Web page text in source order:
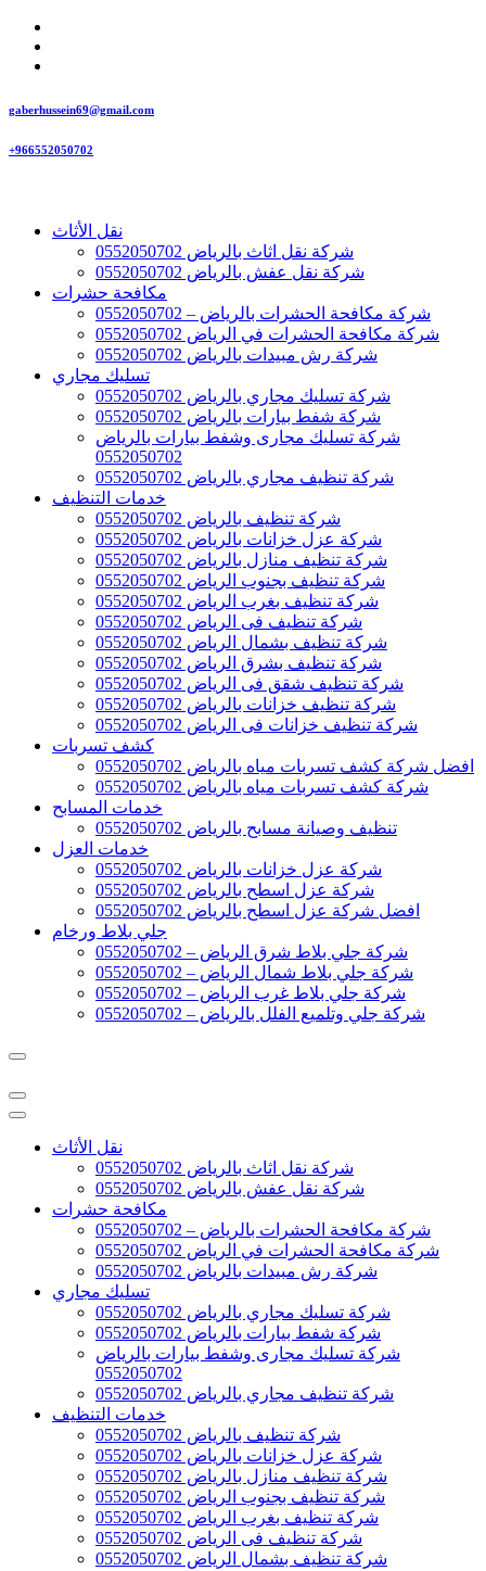
gaberhussein69@gmail.com
+966552050702
نقل الأثاث
شركة نقل اثاث بالرياض 0552050702
شركة نقل عفش بالرياض 0552050702
مكافحة حشرات
شركة مكافحة الحشرات بالرياض – 0552050702
شركة مكافحة الحشرات في الرياض 0552050702
شركة رش مبيدات بالرياض 0552050702
تسليك مجاري
شركة تسليك مجاري بالرياض 0552050702
شركة شفط بيارات بالرياض 0552050702
شركة تسليك مجارى وشفط بيارات بالرياض
0552050702
شركة تنظيف مجاري بالرياض 0552050702
خدمات التنظيف
شركة تنظيف بالرياض 0552050702
شركة عزل خزانات بالرياض 0552050702
شركة تنظيف منازل بالرياض 0552050702
شركة تنظيف بجنوب الرياض 0552050702
شركة تنظيف بغرب الرياض 0552050702
شركة تنظيف فى الرياض 0552050702
شركة تنظيف بشمال الرياض 0552050702
شركة تنظيف بشرق الرياض 0552050702
شركة تنظيف شقق فى الرياض 0552050702
شركة تنظيف خزانات بالرياض 0552050702
شركة تنظيف خزانات فى الرياض 0552050702
كشف تسربات
افضل شركة كشف تسربات مياه بالرياض 0552050702
شركة كشف تسربات مياه بالرياض 0552050702
خدمات المسابح
تنظيف وصيانة مسابح بالرياض 0552050702
خدمات العزل
شركة عزل خزانات بالرياض 0552050702
شركة عزل اسطح بالرياض 0552050702
افضل شركة عزل اسطح بالرياض 0552050702
جلي بلاط ورخام
شركة جلي بلاط شرق الرياض – 0552050702
شركة جلي بلاط شمال الرياض – 0552050702
شركة جلي بلاط غرب الرياض – 0552050702
شركة جلي وتلميع الفلل بالرياض – 0552050702
نقل الأثاث
شركة نقل اثاث بالرياض 0552050702
شركة نقل عفش بالرياض 0552050702
مكافحة حشرات
شركة مكافحة الحشرات بالرياض – 0552050702
شركة مكافحة الحشرات في الرياض 0552050702
شركة رش مبيدات بالرياض 0552050702
تسليك مجاري
شركة تسليك مجاري بالرياض 0552050702
شركة شفط بيارات بالرياض 0552050702
شركة تسليك مجارى وشفط بيارات بالرياض
0552050702
شركة تنظيف مجاري بالرياض 0552050702
خدمات التنظيف
شركة تنظيف بالرياض 0552050702
شركة عزل خزانات بالرياض 0552050702
شركة تنظيف منازل بالرياض 0552050702
شركة تنظيف بجنوب الرياض 0552050702
شركة تنظيف بغرب الرياض 0552050702
شركة تنظيف فى الرياض 0552050702
شركة تنظيف بشمال الرياض 0552050702